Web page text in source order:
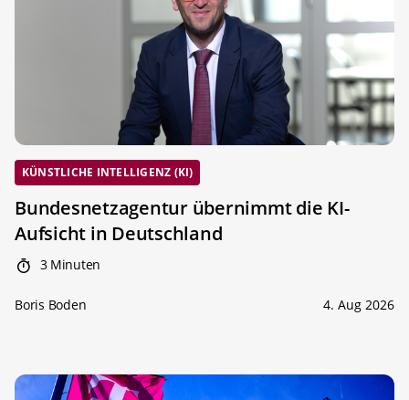
KÜNSTLICHE INTELLIGENZ (KI)
Bundesnetzagentur übernimmt die KI-
Aufsicht in Deutschland
3 Minuten
Boris Boden 4. Aug 2026